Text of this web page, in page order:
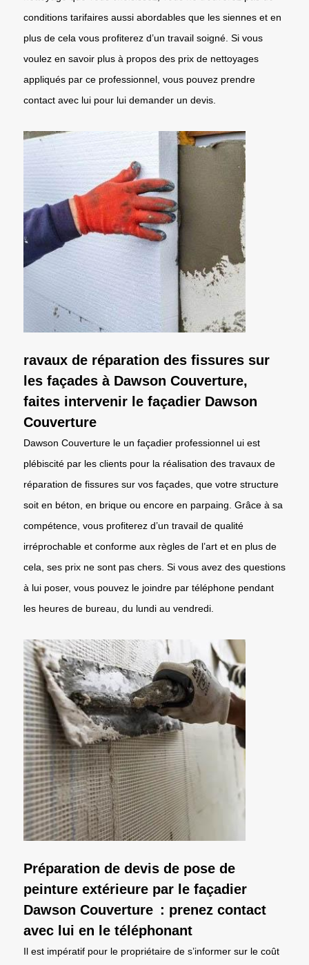
conditions tarifaires aussi abordables que les siennes et en
plus de cela vous profiterez d’un travail soigné. Si vous
voulez en savoir plus à propos des prix de nettoyages
appliqués par ce professionnel, vous pouvez prendre
contact avec lui pour lui demander un devis.
ravaux de réparation des fissures sur
les façades à Dawson Couverture,
faites intervenir le façadier Dawson
Couverture
Dawson Couverture le un façadier professionnel ui est
plébiscité par les clients pour la réalisation des travaux de
réparation de fissures sur vos façades, que votre structure
soit en béton, en brique ou encore en parpaing. Grâce à sa
compétence, vous profiterez d’un travail de qualité
irréprochable et conforme aux règles de l’art et en plus de
cela, ses prix ne sont pas chers. Si vous avez des questions
à lui poser, vous pouvez le joindre par téléphone pendant
les heures de bureau, du lundi au vendredi.
Préparation de devis de pose de
peinture extérieure par le façadier
Dawson Couverture : prenez contact
avec lui en le téléphonant
Il est impératif pour le propriétaire de s’informer sur le coût